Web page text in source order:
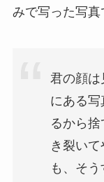
みで写った写真
君の顔は
にある
るから捨
き裂い
も、そ